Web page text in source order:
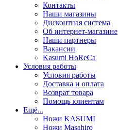
Контакты
Наши магазины
Дисконтная система
Об интернет-магазине
Наши партнеры
Вакансии
Kasumi HoReCa
Условия работы
Условия работы
Доставка и оплата
Возврат товара
Помощь клиентам
Ещё...
Ножи KASUMI
Ножи Masahiro